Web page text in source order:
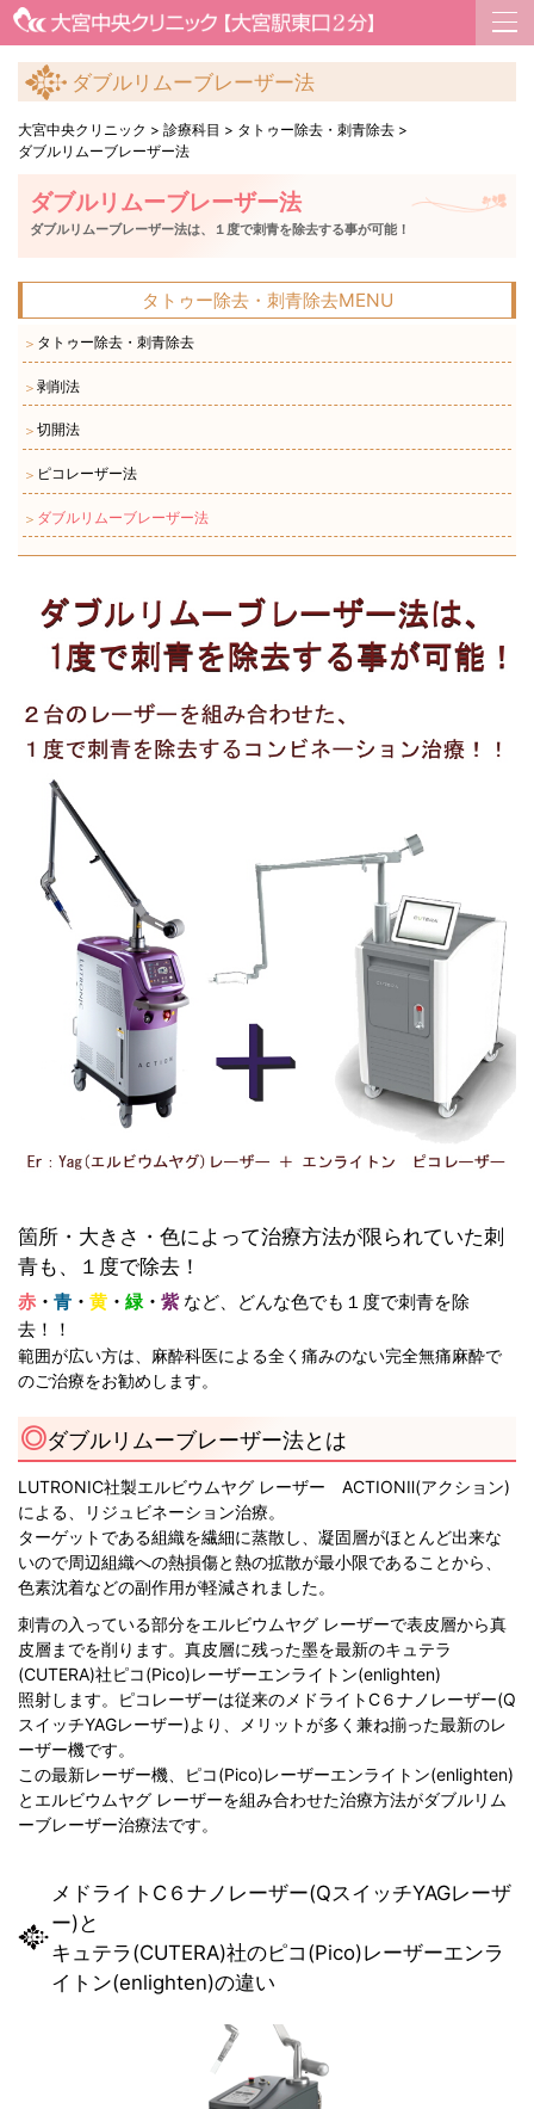
ダブルリムーブレーザー法
大宮中央クリニック > 診療科目 > タトゥー除去・刺青除去 >
ダブルリムーブレーザー法
ダブルリムーブレーザー法
ダブルリムーブレーザー法は、１度で刺青を除去する事が可能！
タトゥー除去・刺青除去MENU
＞ タトゥー除去・刺青除去
＞剥削法
＞切開法
＞ ピコレーザー法
＞ ダブルリムーブレーザー法
箇所・大きさ・色によって治療方法が限られていた刺
青も、１度で除去！
赤 ・ 青 ・ 黄 ・ 緑・ 紫など、どんな色でも１度で刺青を除
去！！
範囲が広い方は、麻酔科医による全く痛みのない完全無痛麻酔で
のご治療をお勧めします。
ダブルリムーブレーザー法とは
LUTRONIC社製エルビウムヤグ レーザー ACTIONⅡ(アクション)
による、リジュビネーション治療。
ターゲットである組織を繊細に蒸散し、凝固層がほとんど出来な
いので周辺組織への熱損傷と熱の拡散が最小限であることから、
色素沈着などの副作用が軽減されました。
刺青の入っている部分をエルビウムヤグ レーザーで表皮層から真
皮層までを削ります。真皮層に残った墨を最新のキュテラ
(CUTERA)社ピコ(Pico)レーザーエンライトン(enlighten)
照射します。ピコレーザーは従来のメドライトC６ナノレーザー(Q
スイッチYAGレーザー)より、メリットが多く兼ね揃った最新のレ
ーザー機です。
この最新レーザー機、ピコ(Pico)レーザーエンライトン(enlighten)
とエルビウムヤグ レーザーを組み合わせた治療方法がダブルリム
ーブレーザー治療法です。
メドライトC６ナノレーザー(QスイッチYAGレーザ
ー)と
キュテラ(CUTERA)社のピコ(Pico)レーザーエンラ
イトン(enlighten)の違い